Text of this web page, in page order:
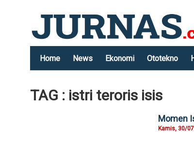
Home News Ekonomi Ototekno
TAG : istri teroris isis
Momen
Kamis, 30/